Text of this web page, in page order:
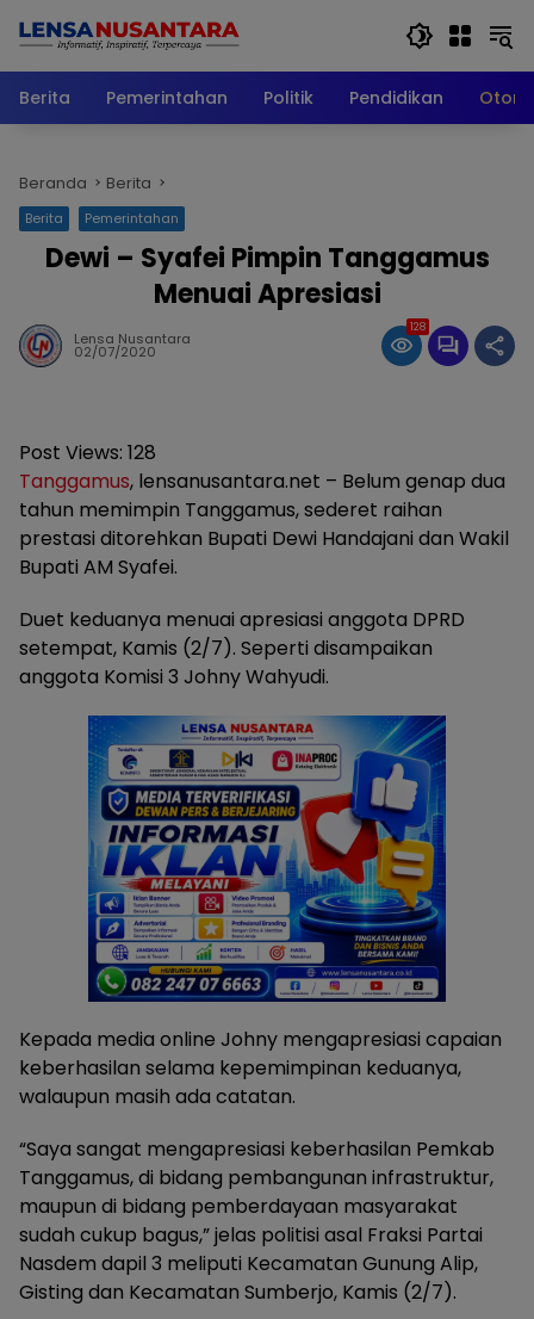
Berita
Pemerintahan Politik Pendidikan
Beranda Berita
Berita Pemerintahan
Dewi – Syafei Pimpin Tanggamus
Menuai Apresiasi
Lensa Nusantara
02/07/2020
128
Post Views: 128
Tanggamus, lensanusantara.net – Belum genap dua
tahun memimpin Tanggamus, sederet raihan
prestasi ditorehkan Bupati Dewi Handajani dan Wakil
Bupati AM Syafei.
Duet keduanya menuai apresiasi anggota DPRD
setempat, Kamis (2/7). Seperti disampaikan
anggota Komisi 3 Johny Wahyudi.
Kepada media online Johny mengapresiasi capaian
keberhasilan selama kepemimpinan keduanya,
walaupun masih ada catatan.
“Saya sangat mengapresiasi keberhasilan Pemkab
Tanggamus, di bidang pembangunan infrastruktur,
maupun di bidang pemberdayaan masyarakat
sudah cukup bagus,” jelas politisi asal Fraksi Partai
Nasdem dapil 3 meliputi Kecamatan Gunung Alip,
Gisting dan Kecamatan Sumberjo, Kamis (2/7).